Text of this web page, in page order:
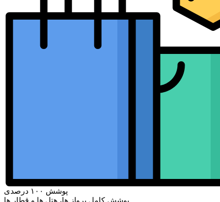
پوشش ۱۰۰ درصدی
پوشش کامل پرواز ها، هتل ها و قطار ها